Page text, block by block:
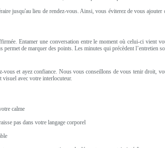
jusqu'au lieu de rendez-vous. Ainsi, vous éviterez de vous ajouter
Entamer une conversation entre le moment où celui-ci vient
de marquer des points. Les minutes qui précèdent l’entretien
vous et ayez confiance. Nous vous conseillons de vous tenir droit,
visuel avec votre interlocuteur.
calme
pas dans votre langage corporel